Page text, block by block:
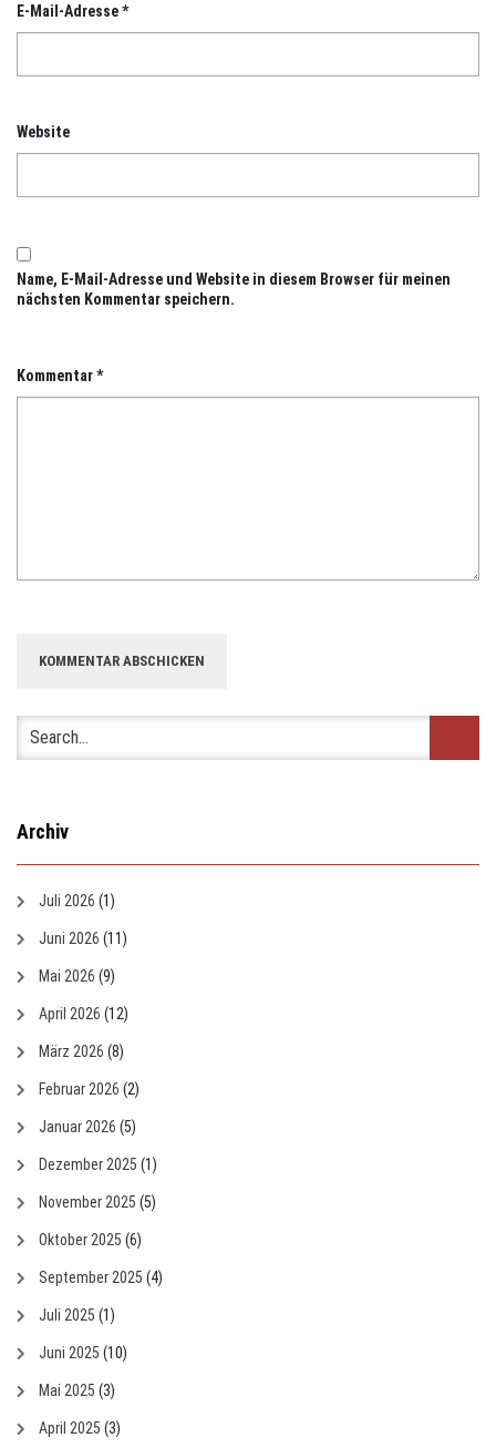
E-Mail-Adresse*
Website
Name, E-Mail-Adresse und Website in diesem Browser für meinen
nächsten Kommentar speichern.
Kommentar*
Archiv
Juli 2026 (1)
Juni 2026 (11)
Mai 2026 (9)
April 2026 (12)
März 2026 (8)
Februar 2026 (2)
Januar 2026 (5)
Dezember 2025 (1)
November 2025 (5)
Oktober 2025 (6)
September 2025 (4)
Juli 2025 (1)
Juni 2025 (10)
Mai 2025 (3)
April 2025 (3)